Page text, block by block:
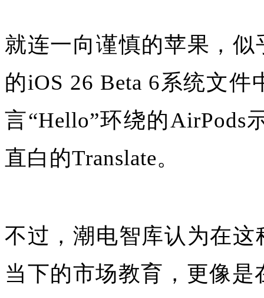
就连一向谨慎的苹果，
的iOS 26 Beta 6系统文
言“Hello”环绕的AirPods
直白的Translate。
不过，潮电智库认为在
当下的市场教育，更像